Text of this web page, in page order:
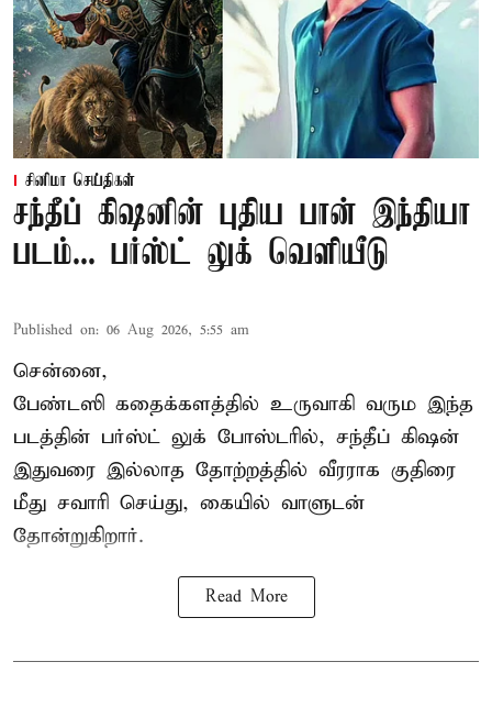
சினிமா செய்திகள்
சந்தீப் கிஷனின் புதிய பான் இந்தியா
படம்... பர்ஸ்ட் லுக் வெளியீடு
Published on: 06 Aug 2026, 5:55 am
சென்னை,
பேண்டஸி கதைக்களத்தில் உருவாகி வரும இந்த
படத்தின் பர்ஸ்ட் லுக் போஸ்டரில், சந்தீப் கிஷன்
இதுவரை இல்லாத தோற்றத்தில் வீரராக குதிரை
மீது சவாரி செய்து, கையில் வாளுடன்
தோன்றுகிறார்.
Read More